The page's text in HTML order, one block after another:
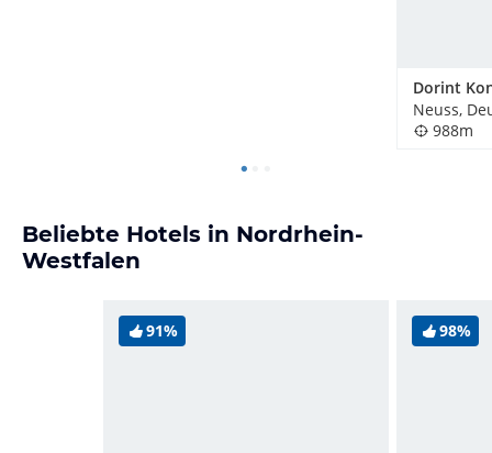
Neuss,
988m
Beliebte Hotels in Nordrhein-
Westfalen
91% 98%